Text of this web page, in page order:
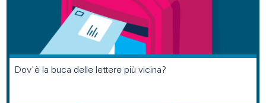
Dov'è la buca delle lettere più vicina?